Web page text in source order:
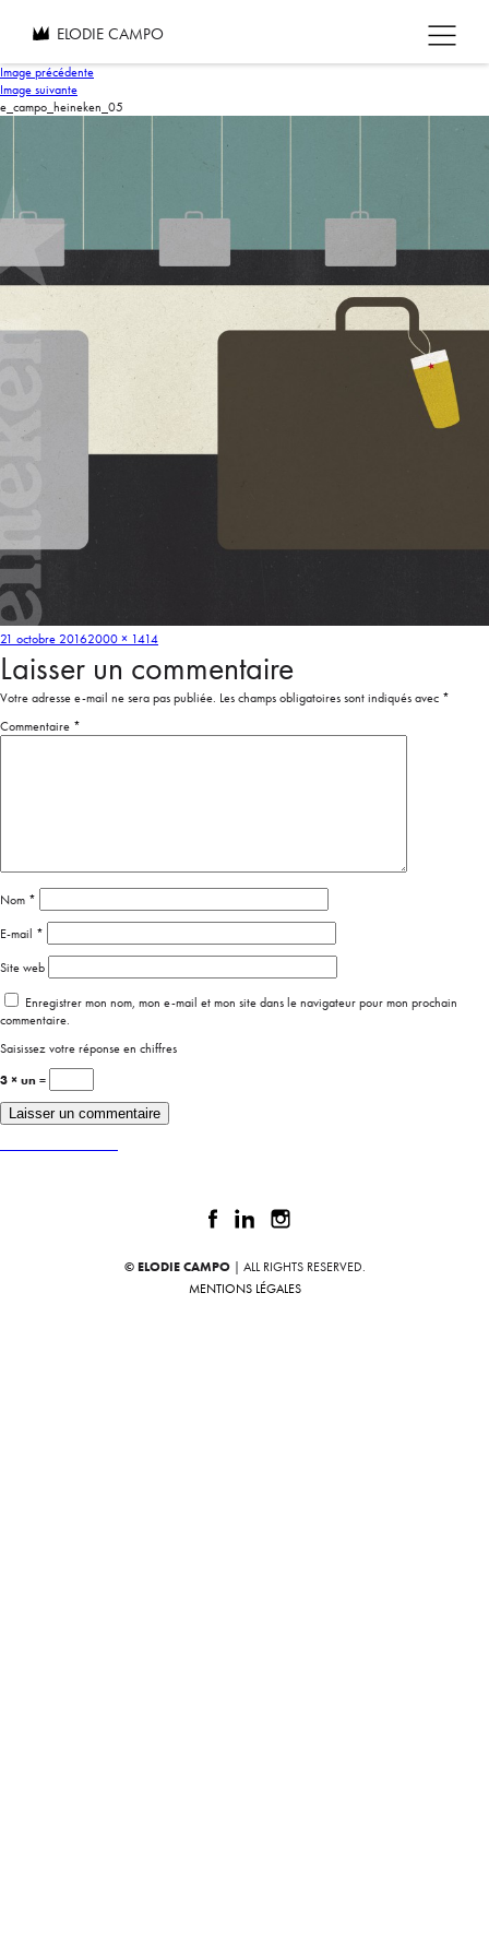
ELODIE CAMPO
Image précédente
Image suivante
e_campo_heineken_05
21 octobre 20162000 × 1414
Laisser un commentaire
Votre adresse e-mail ne sera pas publiée. Les champs obligatoires sont indiqués avec *
Commentaire *
Nom *
E-mail *
Site web
Enregistrer mon nom, mon e-mail et mon site dans le navigateur pour mon prochain
commentaire.
Saisissez votre réponse en chiffres
3 × un =
© ELODIE CAMPO| ALL RIGHTS RESERVED.
MENTIONS LÉGALES